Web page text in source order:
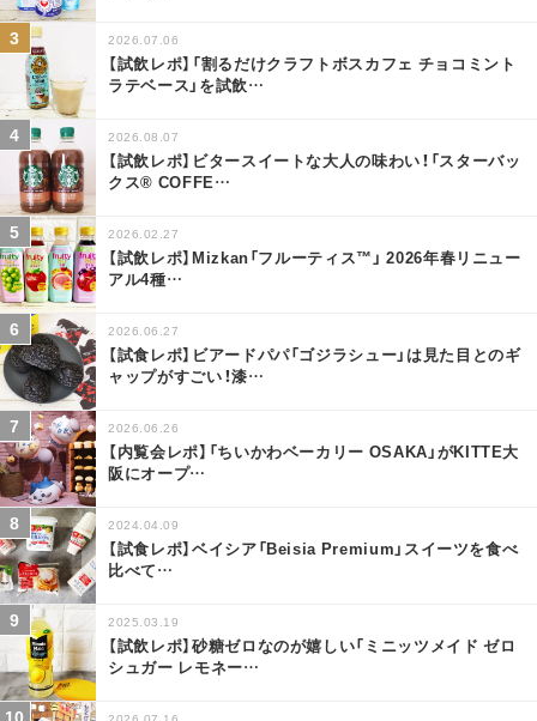
2026.07.06
【試飲レポ】「割るだけクラフトボスカフェ チョコミント
ラテベース」を試飲…
2026.08.07
【試飲レポ】ビタースイートな大人の味わい！「スターバッ
クス® COFFE…
2026.02.27
【試飲レポ】Mizkan「フルーティス™」 2026年春リニュー
アル4種…
2026.06.27
【試食レポ】ビアードパパ「ゴジラシュー」は見た目とのギ
ャップがすごい！漆…
2026.06.26
【内覧会レポ】「ちいかわベーカリー OSAKA」がKITTE大
阪にオープ…
2024.04.09
【試食レポ】ベイシア「Beisia Premium」スイーツを食べ
比べて…
2025.03.19
【試飲レポ】砂糖ゼロなのが嬉しい「ミニッツメイド ゼロ
シュガー レモネー…